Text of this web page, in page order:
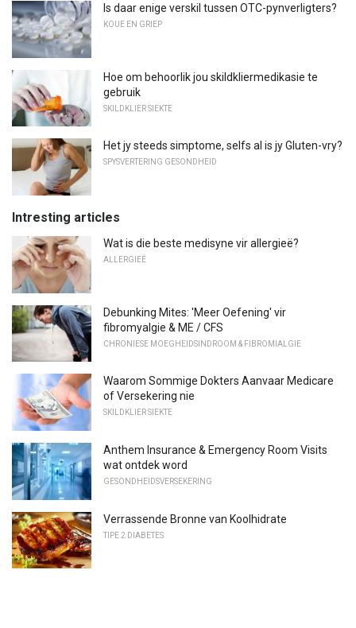
Is daar enige verskil tussen OTC-pynverligters?
KOUE EN GRIEP
Hoe om behoorlik jou skildkliermedikasie te
gebruik
SKILDKLIER SIEKTE
Het jy steeds simptome, selfs al is jy Gluten-vry?
SPYSVERTERING GESONDHEID
Intresting articles
Wat is die beste medisyne vir allergieë?
ALLERGIEË
Debunking Mites: 'Meer Oefening' vir
fibromyalgie & ME / CFS
CHRONIESE MOEGHEIDSINDROOM & FIBROMIALGIE
Waarom Sommige Dokters Aanvaar Medicare
of Versekering nie
SKILDKLIER SIEKTE
Anthem Insurance & Emergency Room Visits
wat ontdek word
GESONDHEIDSVERSEKERING
Verrassende Bronne van Koolhidrate
TIPE 2 DIABETES